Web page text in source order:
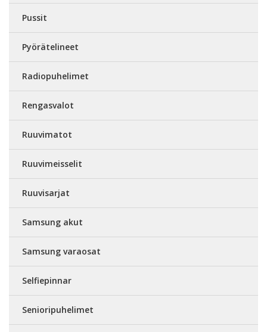
Pussit
Pyörätelineet
Radiopuhelimet
Rengasvalot
Ruuvimatot
Ruuvimeisselit
Ruuvisarjat
Samsung akut
Samsung varaosat
Selfiepinnar
Senioripuhelimet